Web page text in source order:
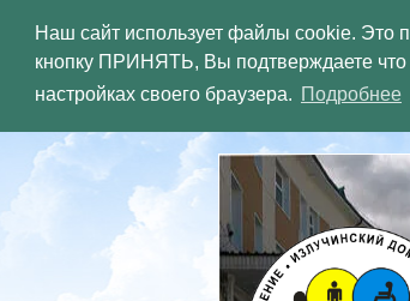
Наш сайт использует файлы cookie. Это
кнопку ПРИНЯТЬ, Вы подтверждаете
настройках своего браузера. Подробнее